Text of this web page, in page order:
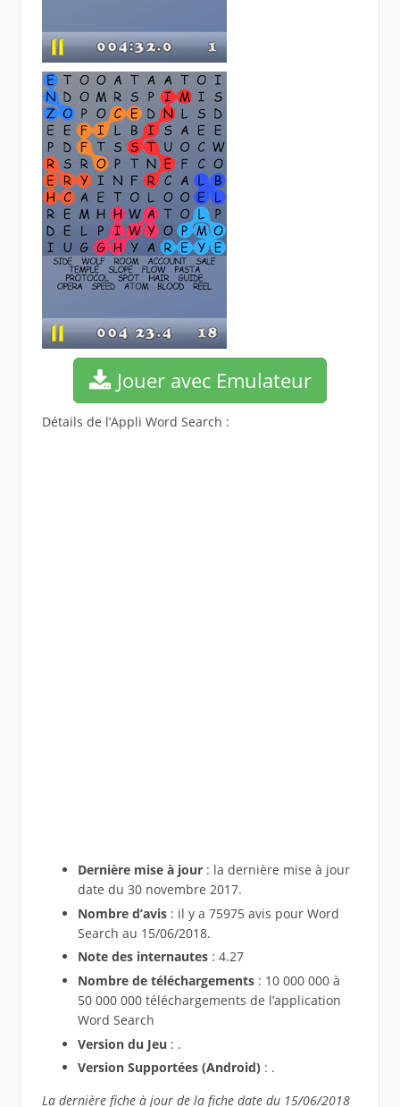
Jouer avec Emulateur
Détails de l’Appli Word Search :
Dernière mise à jour: la dernière mise à jour
date du 30 novembre 2017.
Nombre d’avis: il y a 75975 avis pour Word
Search au 15/06/2018.
Note des internautes: 4.27
Nombre de téléchargements : 10 000 000 à
50 000 000 téléchargements de l’application
Word Search
Version du Jeu : .
Version Supportées (Android): .
La dernière fiche à jour de la fiche date du 15/06/2018